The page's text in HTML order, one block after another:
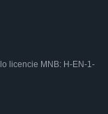
licencie MNB: H-EN-1-